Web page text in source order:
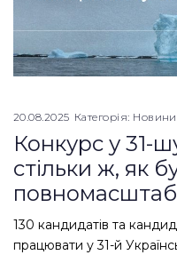
20.08.2025 Категорія: Новини
Конкурс у 31-
стільки ж, як
130 кандидатів та
працювати у 31-й